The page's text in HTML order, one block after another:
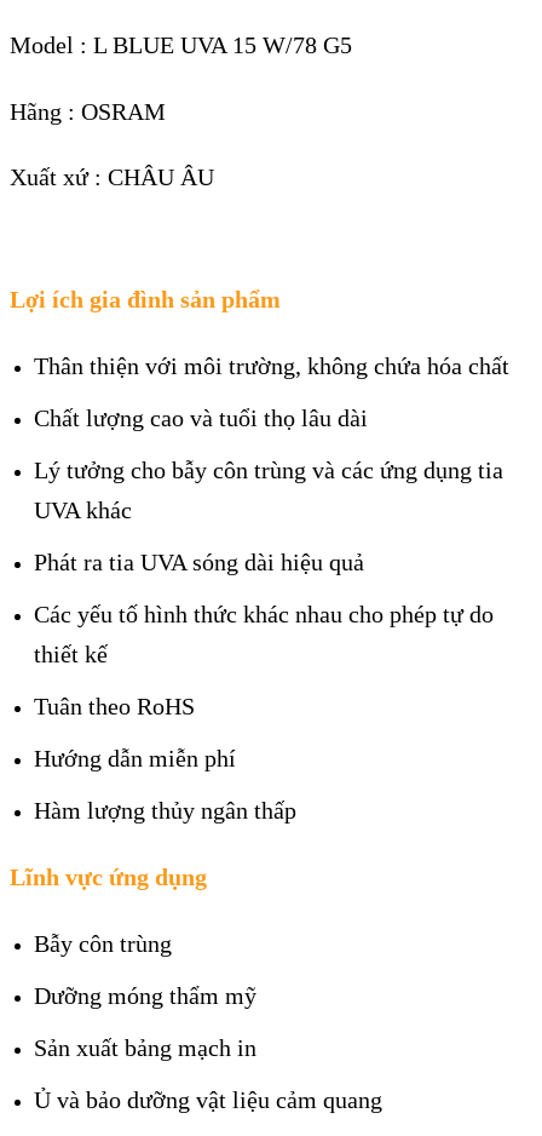
Model : L BLUE UVA 15 W/78 G5
Hãng : OSRAM
Xuất xứ : CHÂU ÂU
Lợi ích gia đình sản phẩm
Thân thiện với môi trường, không chứa hóa chất
Chất lượng cao và tuổi thọ lâu dài
Lý tưởng cho bẫy côn trùng và các ứng dụng tia
UVA khác
Phát ra tia UVA sóng dài hiệu quả
Các yếu tố hình thức khác nhau cho phép tự do
thiết kế
Tuân theo RoHS
Hướng dẫn miễn phí
Hàm lượng thủy ngân thấp
Lĩnh vực ứng dụng
Bẫy côn trùng
Dưỡng móng thẩm mỹ
Sản xuất bảng mạch in
Ủ và bảo dưỡng vật liệu cảm quang